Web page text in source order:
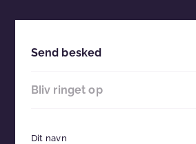
Send besked
Bliv ringet op
Dit navn